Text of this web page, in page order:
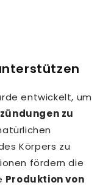
entwickelt, um
zu
Körpers zu
fördern die
Produktion von